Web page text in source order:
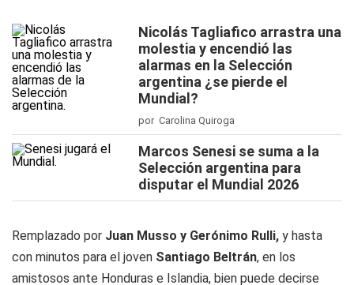
Nicolás Tagliafico arrastra una
molestia y encendió las
alarmas en la Selección
argentina ¿se pierde el
Mundial?
por Carolina Quiroga
Marcos Senesi se suma a la
Selección argentina para
disputar el Mundial 2026
Remplazado por Juan Musso y Gerónimo Rulli, y hasta
con minutos para el joven Santiago Beltrán, en los
amistosos ante Honduras e Islandia, bien puede decirse